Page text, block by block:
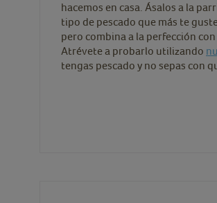
hacemos en casa. Ásalos a la
tipo de pescado que más te
pero combina a la perfección
Atrévete a probarlo utilizando
tengas pescado y no sepas con